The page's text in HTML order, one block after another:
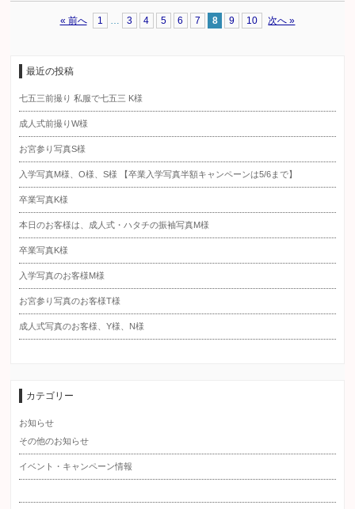
« 前へ 1 … 3 4 5 6 7 8 9 10 次へ »
最近の投稿
七五三前撮り 私服で七五三 K様
成人式前撮りW様
お宮参り写真S様
入学写真M様、O様、S様 【卒業入学写真半額キャンペーンは5/6まで】
卒業写真K様
本日のお客様は、成人式・ハタチの振袖写真M様
卒業写真K様
入学写真のお客様M様
お宮参り写真のお客様T様
成人式写真のお客様、Y様、N様
カテゴリー
お知らせ
その他のお知らせ
イベント・キャンペーン情報